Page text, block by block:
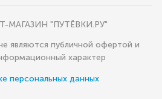
МАГАЗИН "ПУТЁВКИ.РУ"
являются публичной офертой и
характер
персональных данных